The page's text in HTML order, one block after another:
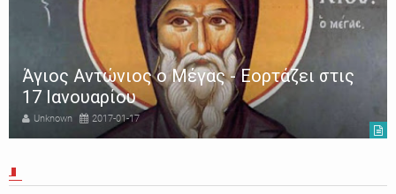
Άγιος Αντώνιος ο Μέγας - Εορτάζει στις
17 Ιανουαρίου
Unknown 2017-01-17